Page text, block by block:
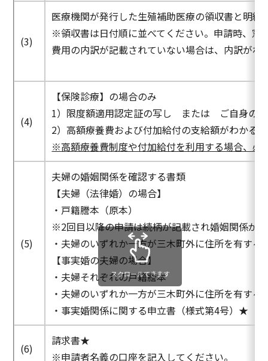
(3)
医療機関が発行した生殖補助医療の領収書と明細
※領収書は日付順に並べてください。申請時、窓
費用の内訳が記載されていない場合は、内訳が
(4)
【保険診療】の場合のみ
1）限度額適用認定証の写し または ご自身のマ
2）高額療養費および付加給付の支給額がわかる
※高額療養費制度や付加給付を利用する場合、必
(5)
夫婦の婚姻関係を確認する書類
【夫婦（法律婚）の場合】
・戸籍謄本（原本）
※2回目以降の申請は続柄が記載され婚姻関係が
・夫婦のいずれか一方が三木町外に住所を有す
【事実婚の夫婦の場合】
・夫婦それぞれの戸籍謄本
・夫婦のいずれか一方が三木町外に住所を有す
・事実婚関係に関する申立書（様式第4号）★
(6)
請求書★
※申請者名義の口座を記入してください。
スクロールできます